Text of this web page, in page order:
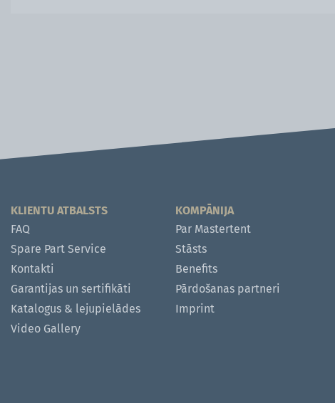
KLIENTU ATBALSTS
FAQ
Spare Part Service
Kontakti
Garantijas un sertifikāti
Katalogus & ​​​​​​​lejupielādes
Video Gallery
KOMPĀNIJA
Par Mastertent
Stāsts
Benefits
Pārdošanas partneri
Imprint